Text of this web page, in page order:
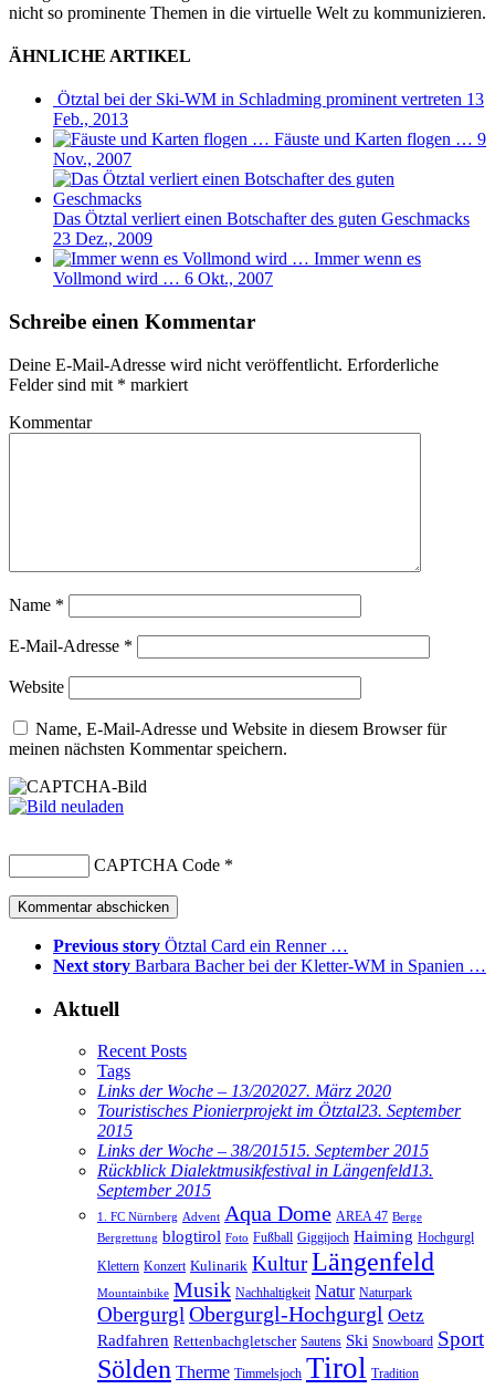
nicht so prominente Themen in die virtuelle Welt zu kommunizieren.
ÄHNLICHE ARTIKEL
Ötztal bei der Ski-WM in Schladming prominent vertreten 13
Feb., 2013
Fäuste und Karten flogen … 9
Nov., 2007
Das Ötztal verliert einen Botschafter des guten Geschmacks
23 Dez., 2009
Immer wenn es
Vollmond wird … 6 Okt., 2007
Schreibe einen Kommentar
Deine E-Mail-Adresse wird nicht veröffentlicht. Erforderliche
Felder sind mit * markiert
Kommentar
Name *
E-Mail-Adresse *
Website
Name, E-Mail-Adresse und Website in diesem Browser für
meinen nächsten Kommentar speichern.
CAPTCHA Code *
Previous story Ötztal Card ein Renner …
Next story Barbara Bacher bei der Kletter-WM in Spanien …
Aktuell
Recent Posts
Tags
Links der Woche – 13/202027. März 2020
Touristisches Pionierprojekt im Ötztal23. September
2015
Links der Woche – 38/201515. September 2015
Rückblick Dialektmusikfestival in Längenfeld13.
September 2015
1. FC Nürnberg Advent Aqua Dome AREA 47 Berge
Bergrettung blogtirol Foto Fußball Giggijoch Haiming Hochgurgl
Klettern Konzert Kulinarik KulturLängenfeld
Mountainbike Musik Nachhaltigkeit Natur Naturpark
ObergurglObergurgl-Hochgurgl Oetz
Radfahren Rettenbachgletscher Sautens Ski Snowboard Sport
Sölden Therme Timmelsjoch Tirol Tradition